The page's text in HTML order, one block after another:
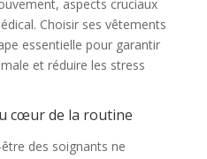
aspects cruciaux
Choisir ses vêtements
essentielle pour garantir
et réduire les stress
cœur de la routine
des soignants ne